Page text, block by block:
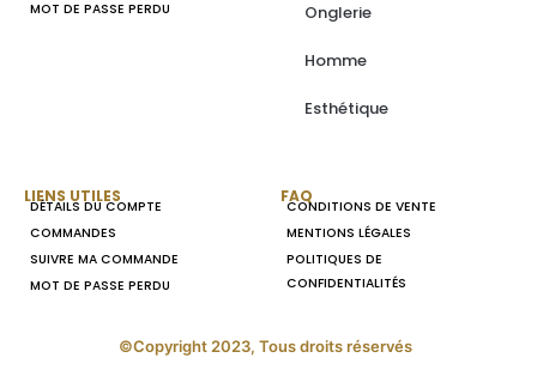
MOT DE PASSE PERDU
Onglerie
Homme
Esthétique
LIENS UTILES
DÉTAILS DU COMPTE
COMMANDES
SUIVRE MA COMMANDE
MOT DE PASSE PERDU
FAQ
CONDITIONS DE VENTE
MENTIONS LÉGALES
POLITIQUES DE
CONFIDENTIALITÉS
©Copyright 2023, Tous droits réservés